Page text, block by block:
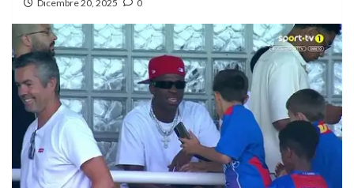
Dicembre 20, 2025 0